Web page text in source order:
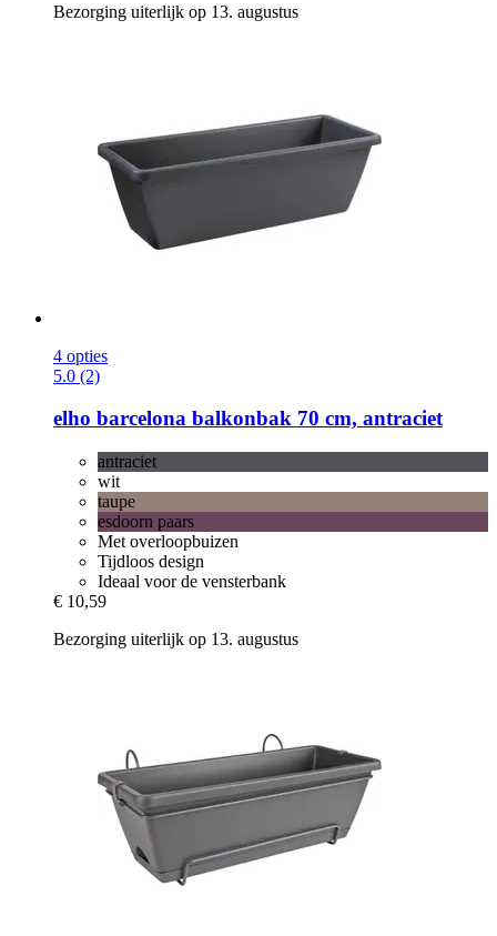
Bezorging uiterlijk op 13. augustus
4 opties
5.0 (2)
elho barcelona balkonbak 70 cm, antraciet
antraciet
wit
taupe
esdoorn paars
Met overloopbuizen
Tijdloos design
Ideaal voor de vensterbank
€ 10,59
Bezorging uiterlijk op 13. augustus